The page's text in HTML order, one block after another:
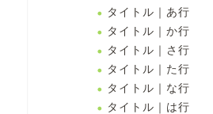
タイトル｜あ行
タイトル｜か行
タイトル｜さ行
タイトル｜た行
タイトル｜な行
タイトル｜は行